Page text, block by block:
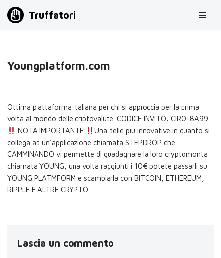
Truffatori
Youngplatform.com
Ottima piattaforma italiana per chi si approccia per la prima
volta al mondo delle criptovalute. CODICE INVITO: CIRO-8A99
NOTA IMPORTANTE
Una delle più innovative in quanto si
collega ad un’applicazione chiamata STEPDROP che
CAMMINANDO vi permette di guadagnare la loro cryptomonta
chiamata YOUNG, una volta raggiunti i 10€ potete passarli su
YOUNG PLATMFORM e scambiarla con BITCOIN, ETHEREUM,
RIPPLE E ALTRE CRYPTO
Lascia un commento